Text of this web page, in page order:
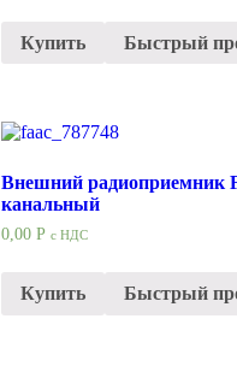
Купить Быстрый
Внешний радиоприемник
канальный
0,00 Р с НДС
Купить Быстрый